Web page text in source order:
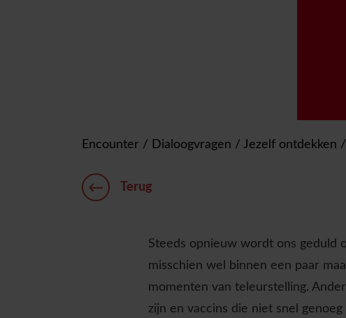
Encounter / Dialoogvragen / Jezelf ontdekken /
Terug
Steeds opnieuw wordt ons geduld
misschien wel binnen een paar
momenten van teleurstelling.
zijn en vaccins die niet snel